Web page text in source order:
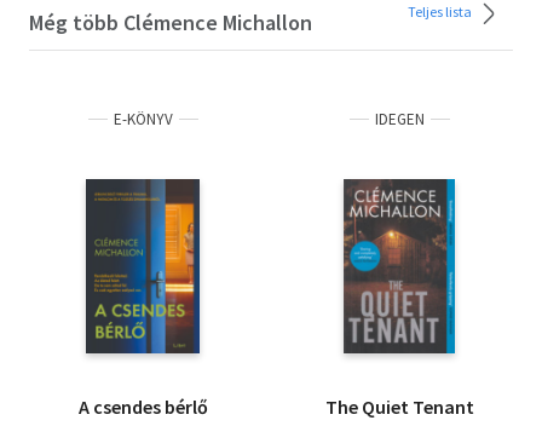
Még több Clémence Michallon Teljes lista
E-KÖNYV
A csendes bérlő
IDEGEN
The Quiet Tenant